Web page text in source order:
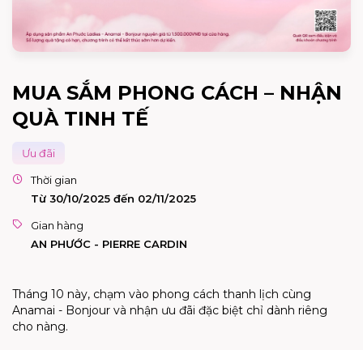
MUA SẮM PHONG CÁCH – NHẬN
QUÀ TINH TẾ
Ưu đãi
Thời gian
Từ 30/10/2025 đến 02/11/2025
Gian hàng
AN PHƯỚC - PIERRE CARDIN
Tháng 10 này, chạm vào phong cách thanh lịch cùng
Anamai - Bonjour và nhận ưu đãi đặc biệt chỉ dành riêng
cho nàng.